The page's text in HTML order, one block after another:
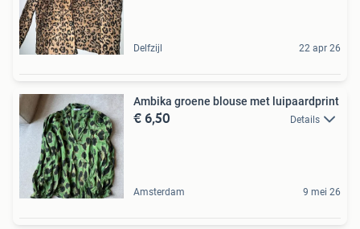
Delfzijl 22 apr 26
Ambika groene blouse met luipaardprint
€ 6,50 Details
Amsterdam 9 mei 26